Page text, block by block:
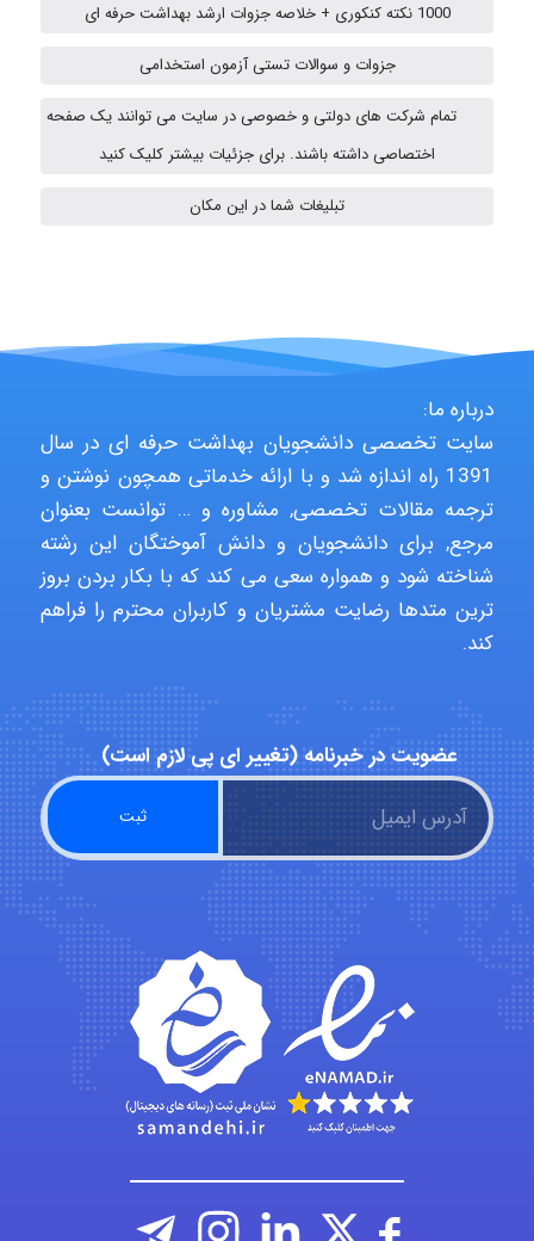
Alirez0990
USER124
abolfazlkoshehe
A.balandeh
Jafar Tym
aghajari vahid
Poubakhtiari
Alirez0990
1000 نکته کنکوری + خلاصه جزوات ارشد بهداشت حرفه ای
جزوات و سوالات تستی آزمون استخدامی
تمام شرکت های دولتی و خصوصی در سایت می توانند یک صفحه
اختصاصی داشته باشند. برای جزئیات بیشتر کلیک کنید
تبلیغات شما در این مکان
درباره ما:
سایت تخصصی دانشجویان بهداشت حرفه ای در سال
1391 راه اندازه شد و با ارائه خدماتی همچون نوشتن و
ترجمه مقالات تخصصی, مشاوره و … توانست بعنوان
مرجع, برای دانشجویان و دانش آموختگان این رشته
شناخته شود و همواره سعی می کند که با بکار بردن بروز
ترین متدها رضایت مشتریان و کاربران محترم را فراهم
کند.
عضویت در خبرنامه (تغییر ای پی لازم است)